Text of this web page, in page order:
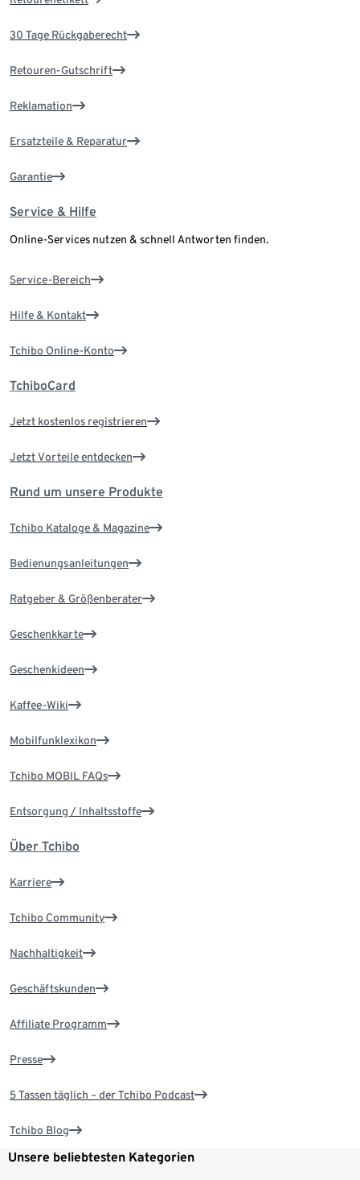
30 Tage Rückgaberecht
Retouren-Gutschrift
Reklamation
Ersatzteile & Reparatur
Garantie
Service & Hilfe
Online-Services nutzen & schnell Antworten finden.
Service-Bereich
Hilfe & Kontakt
Tchibo Online-Konto
TchiboCard
Jetzt kostenlos registrieren
Jetzt Vorteile entdecken
Rund um unsere Produkte
Tchibo Kataloge & Magazine
Bedienungsanleitungen
Ratgeber & Größenberater
Geschenkkarte
Geschenkideen
Kaffee-Wiki
Mobilfunklexikon
Tchibo MOBIL FAQs
Entsorgung / Inhaltsstoffe
Über Tchibo
Karriere
Tchibo Community
Nachhaltigkeit
Geschäftskunden
Affiliate Programm
Presse
5 Tassen täglich – der Tchibo Podcast
Tchibo Blog
Unsere beliebtesten Kategorien